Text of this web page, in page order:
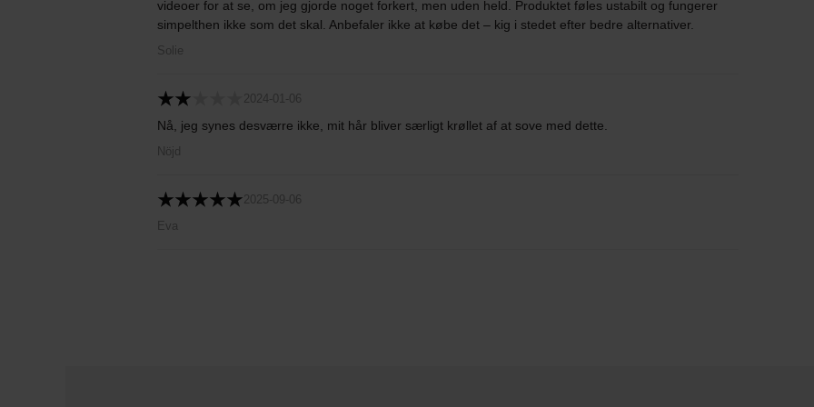
videoer for at se, om jeg gjorde noget forkert, men uden held. Produktet føles ustabilt og fungerer
simpelthen ikke som det skal. Anbefaler ikke at købe det – kig i stedet efter bedre alternativer.
Solie
2024-01-06
Nå, jeg synes desværre ikke, mit hår bliver særligt krøllet af at sove med dette.
Nöjd
2025-09-06
Eva